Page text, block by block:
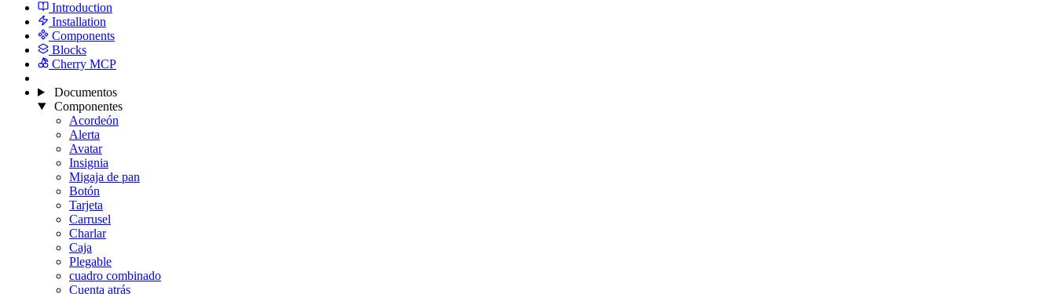
Introduction
Installation
Components
Blocks
Cherry MCP
Documentos
Componentes
Acordeón
Alerta
Avatar
Insignia
Migaja de pan
Botón
Tarjeta
Carrusel
Charlar
Caja
Plegable
cuadro combinado
Cuenta atrás